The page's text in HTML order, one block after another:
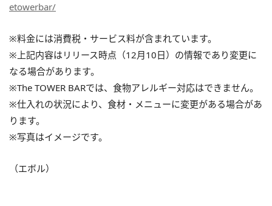
etowerbar/
※料金には消費税・サービス料が含まれています。
※上記内容はリリース時点（12月10日）の情報であり変更に
なる場合があります。
※The TOWER BARでは、食物アレルギー対応はできません。
※仕入れの状況により、食材・メニューに変更がある場合があ
ります。
※写真はイメージです。
（エボル）